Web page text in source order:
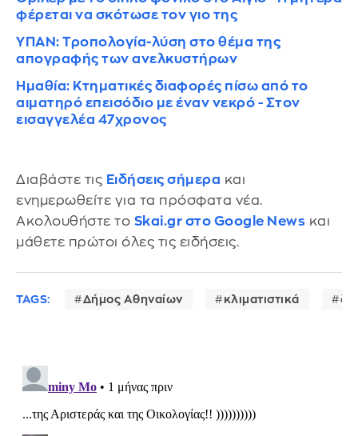
φέρεται να σκότωσε τον γιο της
ΥΠΑΝ: Τροπολογία-λύση στο θέμα της
απογραφής των ανελκυστήρων
Ημαθία: Κτηματικές διαφορές πίσω από το
αιματηρό επεισόδιο με έναν νεκρό - Στον
εισαγγελέα 47χρονος
Διαβάστε τις Ειδήσεις σήμερα και
ενημερωθείτε για τα πρόσφατα νέα.
Ακολουθήστε το Skai.gr στο Google News και
μάθετε πρώτοι όλες τις ειδήσεις.
TAGS: Δήμος Αθηναίων κλιματιστικά